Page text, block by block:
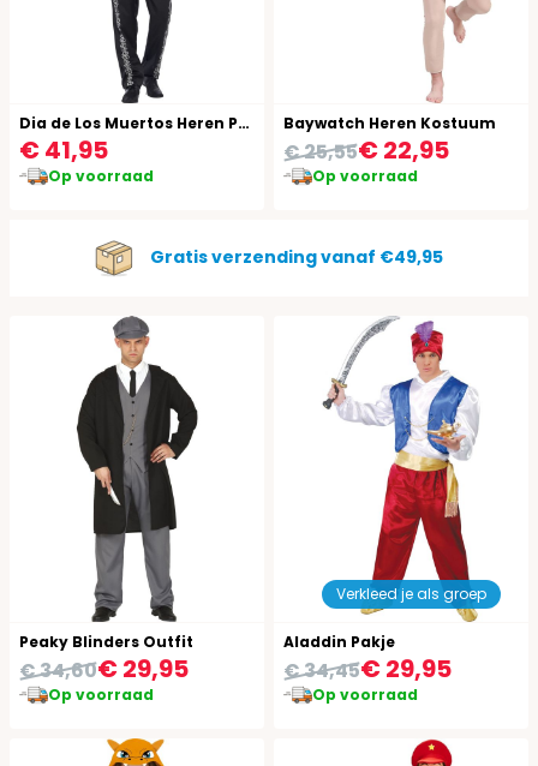
Dia de Los Muertos Heren Pak
€ 41,95
Op voorraad
Baywatch Heren Kostuum
€ 22,95
€ 25,55
Op voorraad
Gratis verzending vanaf €49,95
Peaky Blinders Outfit
€ 29,95
€ 34,60
Op voorraad
Verkleed je als groep
Aladdin Pakje
€ 29,95
€ 34,45
Op voorraad